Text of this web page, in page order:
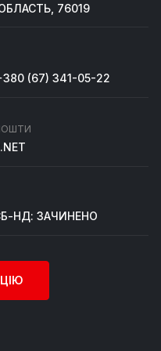
76019
(67) 341-05-22
НД: ЗАЧИНЕНО